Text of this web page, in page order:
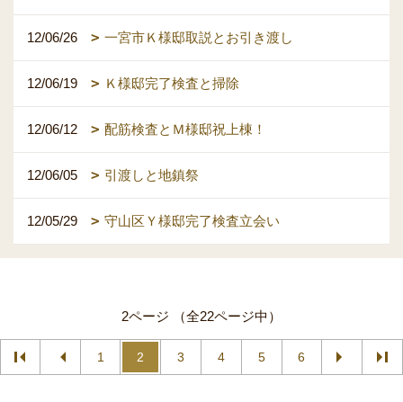
12/06/26 一宮市Ｋ様邸取説とお引き渡し
12/06/19 Ｋ様邸完了検査と掃除
12/06/12 配筋検査とＭ様邸祝上棟！
12/06/05 引渡しと地鎮祭
12/05/29 守山区Ｙ様邸完了検査立会い
2ページ （全22ページ中）
1 2 3 4 5 6